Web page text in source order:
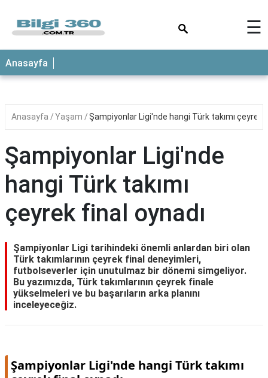
ANASAYFA
☰
Anasayfa
Anasayfa Yaşam Şampiyonlar Ligi'nde hangi Türk takımı çeyrek
Şampiyonlar Ligi'nde
hangi Türk takımı
çeyrek final oynadı
Şampiyonlar Ligi tarihindeki önemli anlardan biri olan
Türk takımlarının çeyrek final deneyimleri,
futbolseverler için unutulmaz bir dönemi simgeliyor.
Bu yazımızda, Türk takımlarının çeyrek finale
yükselmeleri ve bu başarıların arka planını
inceleyeceğiz.
Şampiyonlar Ligi'nde hangi Türk takımı